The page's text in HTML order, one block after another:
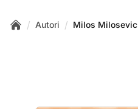
/ Autori / Milos Milosevic